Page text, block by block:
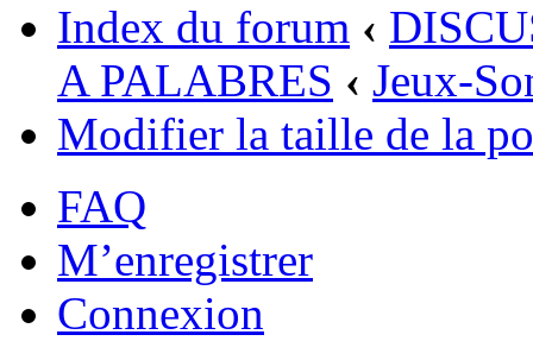
Index du forum ‹
A PALABRES ‹ Jeux-
Modifier la taille de la
FAQ
M’enregistrer
Connexion